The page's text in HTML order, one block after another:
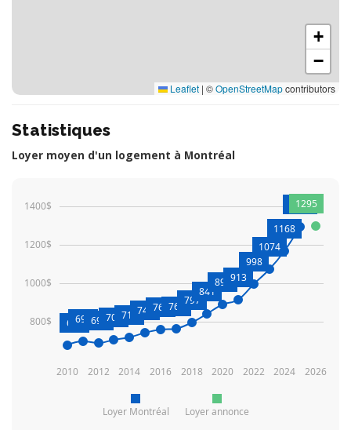
+
−
Leaflet | ©OpenStreetMapcontributors
Statistiques
Loyer moyen d'un logement à Montréal
Loyer Montréal Loyer annonce
2010 2012 2014 2016 2018 2020 2022 2024 2026
800$
1000$
1200$
1400$
680699692708 719 744 761766 797
841
892913
998
1074
1168
1291
1295